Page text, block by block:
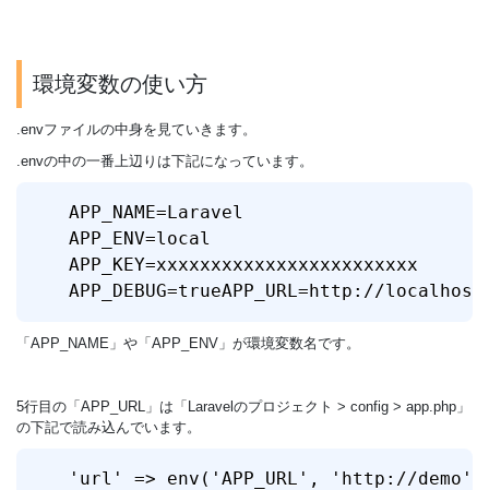
環境変数の使い方
.envファイルの中身を見ていきます。
.envの中の一番上辺りは下記になっています。
APP_NAME=Laravel
APP_ENV=local
APP_KEY=xxxxxxxxxxxxxxxxxxxxxxxx
APP_DEBUG=trueAPP_URL=http://localhost
「APP_NAME」や「APP_ENV」が環境変数名です。
5行目の「APP_URL」は「Laravelのプロジェクト > config > app.php」
の下記で読み込んでいます。
'url' => env('APP_URL', 'http://